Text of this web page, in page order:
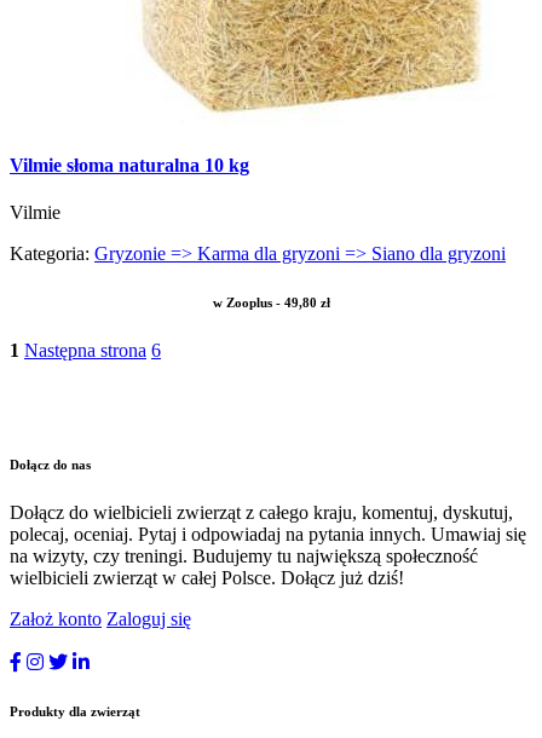
Vilmie słoma naturalna 10 kg
Vilmie
Kategoria: Gryzonie => Karma dla gryzoni => Siano dla gryzoni
w Zooplus - 49,80 zł
1 Następna strona 6
Dołącz do nas
Dołącz do wielbicieli zwierząt z całego kraju, komentuj, dyskutuj,
polecaj, oceniaj. Pytaj i odpowiadaj na pytania innych. Umawiaj się
na wizyty, czy treningi. Budujemy tu największą społeczność
wielbicieli zwierząt w całej Polsce. Dołącz już dziś!
Założ konto Zaloguj się
Produkty dla zwierząt